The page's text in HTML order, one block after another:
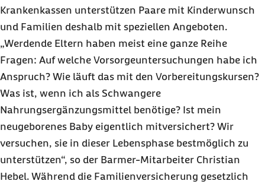
Krankenkassen unterstützen Paare mit Kinderwunsch
und Familien deshalb mit speziellen Angeboten.
„Werdende Eltern haben meist eine ganze Reihe
Fragen: Auf welche Vorsorgeuntersuchungen habe ich
Anspruch? Wie läuft das mit den Vorbereitungskursen?
Was ist, wenn ich als Schwangere
Nahrungsergänzungsmittel benötige? Ist mein
neugeborenes Baby eigentlich mitversichert? Wir
versuchen, sie in dieser Lebensphase bestmöglich zu
unterstützen“, so der Barmer-Mitarbeiter Christian
Hebel. Während die Familienversicherung gesetzlich